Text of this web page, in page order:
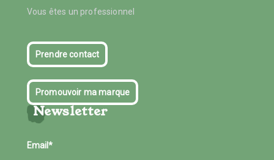
Vous êtes un professionnel
Prendre contact
Promouvoir ma marque
Newsletter